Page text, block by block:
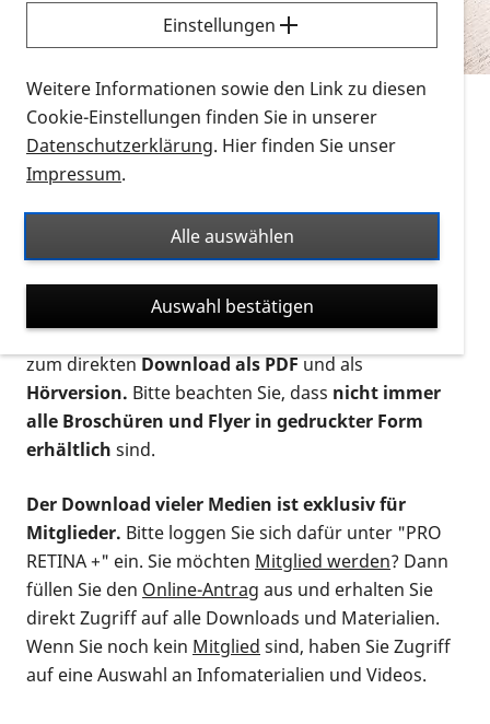
suchen und dieses bestellen bzw. herunterladen
können? Schauen Sie sich dieErklärvideos zum
Thema Infomaterial auf der PRO RETINA-Website
für blinde und sehbehinderte Menschen an.
Auf dieser Seite finden Sie sämtliches Infomaterial
Ort. Nutzen Sie den Formatfilter, um ausschließlich
nach Flyern und Broschüren, Audios oder Videos zu
suchen. Die meisten Flyer und Broschüren werden in
verschiedenen Formaten angeboten: zur
postalischen Bestellung als gedruckte Variante
zum direktenDownload als PDFund als
Hörversion. Bitte beachten Sie, dass nicht immer
alle Broschüren und Flyer in gedruckter Form
erhältlich sind.
Der Download vieler Medien ist exklusiv für
Mitglieder. Bitte loggen Sie sich dafür unter "PRO
RETINA +" ein. Sie möchten Mitglied werden? Dann
füllen Sie den Online-Antrag aus und erhalten Sie
direkt Zugriff auf alle Downloads und Materialien.
Wenn Sie noch kein Mitglied sind, haben Sie Zugriff
auf eine Auswahl an Infomaterialien und Videos.
Einstellungen
Weitere Informationen sowie den Link zu diesen
Cookie-Einstellungen finden Sie in unserer
Datenschutzerklärung. Hier finden Sie unser
Impressum.
Alle auswählen
Auswahl bestätigen